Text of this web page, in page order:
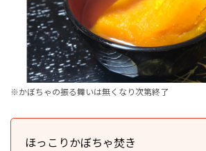
※かぼちゃの振る舞いは無くなり次第終了
ほっこりかぼちゃ焚き